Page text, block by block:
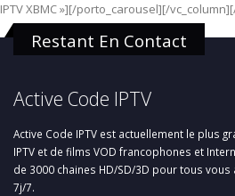
IPTV XBMC »][/porto_carousel][/
Restant En Contact
Active Code IPTV
Active Code IPTV est actuellement le plus
IPTV et de films VOD francophones et
de 3000 chaines HD/SD/3D pour tous
7j/7.